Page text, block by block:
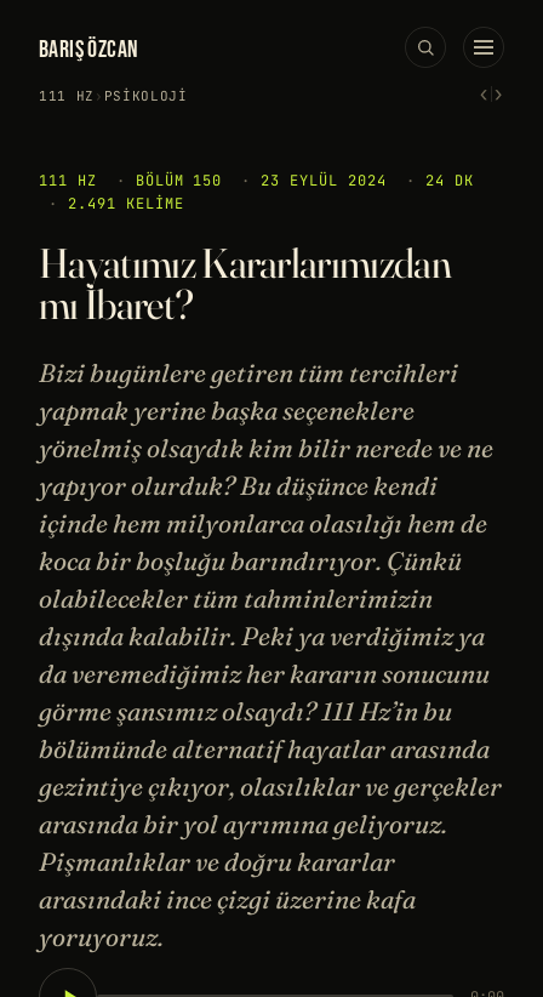
BARIŞ ÖZCAN
111 HZ › PSIKOLOJI ‹›
111 HZ · BÖLÜM 150 · 23 EYLÜL 2024 ·
24 DK
·
2.491 KELIME
Hayatımız Kararlarımızdan
mı İbaret?
Bizi bugünlere getiren tüm tercihleri
yapmak yerine başka seçeneklere
yönelmiş olsaydık kim bilir nerede ve ne
yapıyor olurduk? Bu düşünce kendi
içinde hem milyonlarca olasılığı hem de
koca bir boşluğu barındırıyor. Çünkü
olabilecekler tüm tahminlerimizin
dışında kalabilir. Peki ya verdiğimiz ya
da veremediğimiz her kararın sonucunu
görme şansımız olsaydı? 111 Hz’in bu
bölümünde alternatif hayatlar arasında
gezintiye çıkıyor, olasılıklar ve gerçekler
arasında bir yol ayrımına geliyoruz.
Pişmanlıklar ve doğru kararlar
arasındaki ince çizgi üzerine kafa
yoruyoruz.